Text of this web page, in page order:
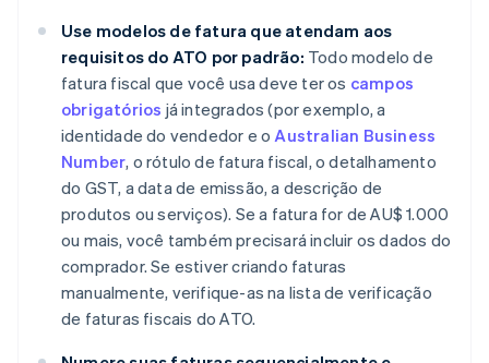
Use modelos de fatura que atendam aos
requisitos do ATO por padrão: Todo modelo de
fatura fiscal que você usa deve ter os campos
obrigatórios já integrados (por exemplo, a
identidade do vendedor e oAustralian Business
Number, o rótulo de fatura fiscal, o detalhamento
do GST, a data de emissão, a descrição de
produtos ou serviços). Se a fatura for de AU$ 1.000
ou mais, você também precisará incluir os dados do
comprador. Se estiver criando faturas
manualmente, verifique-as na lista de verificação
de faturas fiscais do ATO.